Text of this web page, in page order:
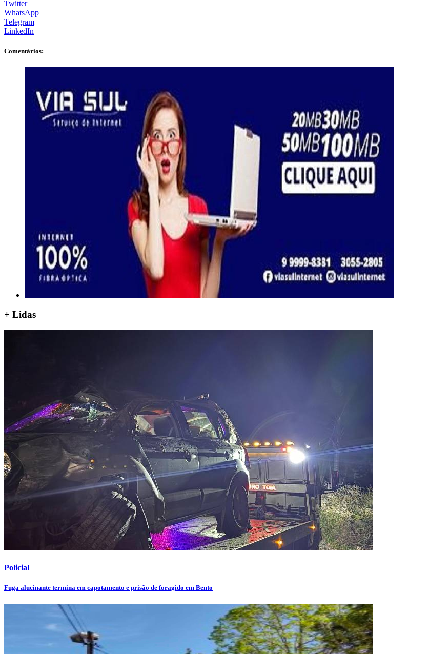
Twitter
WhatsApp
Telegram
LinkedIn
Comentários:
+ Lidas
Policial
Fuga alucinante termina em capotamento e prisão de foragido em Bento